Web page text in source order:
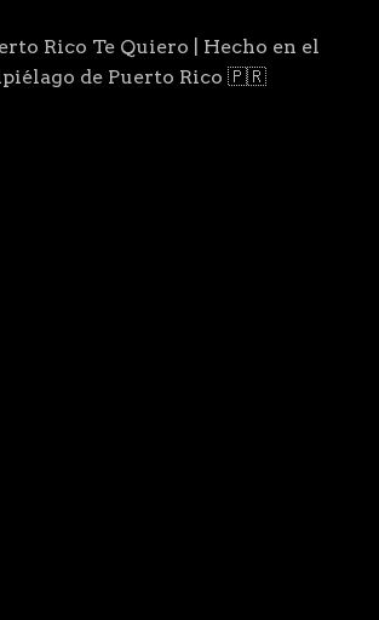
Rico Te Quiero | Hecho en el
de Puerto Rico 🇵🇷